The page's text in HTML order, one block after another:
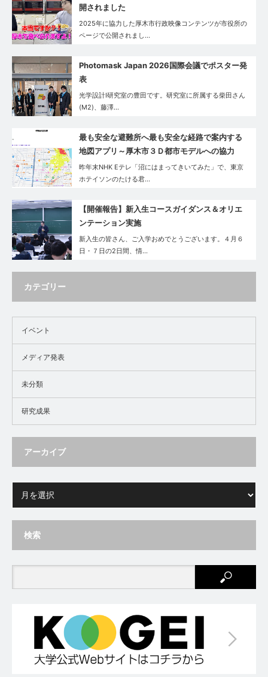
開されました
2025年に協力した厚木市行政映像コンテンツが市役所の
ページで公開されまし…
Photomask Japan 2026国際会議でポスター発
表
光学設計Ⅰ研究室の豊田です。研究室に所属する柴田さん
(M2)、藤澤…
最も安全な避難所へ最も安全な経路で案内する
地図アプリ～厚木市３Ｄ都市モデルへの協力
昨年末NHK Eテレ「沼にはまってきいてみた」で、東京
ホテイソンのたける君…
【開催報告】新入生コースガイダンス＆オリエ
ンテーション実施
新入生の皆さん、ご入学おめでとうございます。４月６
日・７日の2日間、情…
カテゴリー
イベント
メディア発表
未分類
研究成果
アーカイブ
検索